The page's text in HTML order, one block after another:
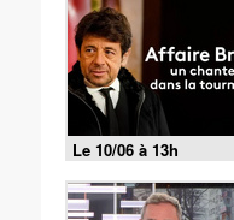
Le 10/06 à 13h